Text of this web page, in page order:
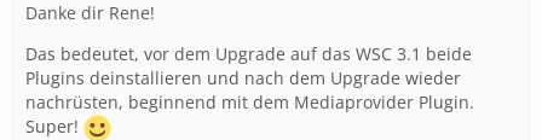
Danke dir Rene!
Das bedeutet, vor dem Upgrade auf das WSC 3.1 beide
Plugins deinstallieren und nach dem Upgrade wieder
nachrüsten, beginnend mit dem Mediaprovider Plugin.
Super!